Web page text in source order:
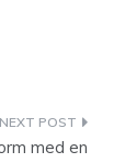
med en